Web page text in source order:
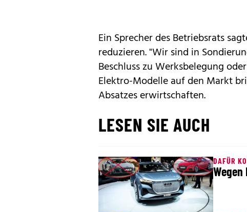
Ein Sprecher des Betriebsrats
reduzieren. "Wir sind in
Beschluss zu Werksbelegung
Elektro-Modelle auf den Markt
Absatzes erwirtschaften.
LESEN SIE AUCH
DAFÜR